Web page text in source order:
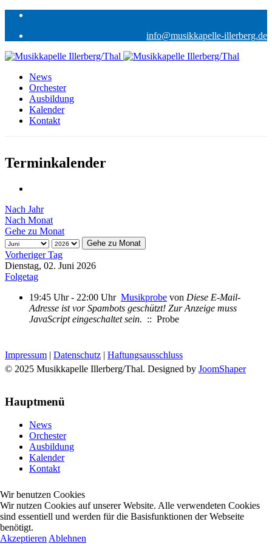
info@musikkapelle-illerberg.de
News
Orchester
Ausbildung
Kalender
Kontakt
Terminkalender
Nach Jahr
Nach Monat
Gehe zu Monat
Gehe zu Monat
Vorheriger Tag
Dienstag, 02. Juni 2026
Folgetag
19:45 Uhr - 22:00 Uhr Musikprobe von Diese E-Mail-
Adresse ist vor Spambots geschützt! Zur Anzeige muss
JavaScript eingeschaltet sein. :: Probe
Impressum | Datenschutz | Haftungsausschluss
© 2025 Musikkapelle Illerberg/Thal. Designed by JoomShaper
Hauptmenü
News
Orchester
Ausbildung
Kalender
Kontakt
Wir benutzen Cookies
Wir nutzen Cookies auf unserer Website. Alle verwendeten Cookies
sind essentiell und werden für die Basisfunktionen der Webseite
benötigt.
Akzeptieren Ablehnen